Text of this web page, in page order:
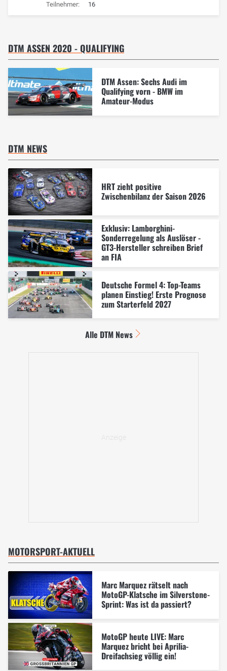
Teilnehmer: 16
DTM ASSEN 2020 - QUALIFYING
DTM Assen: Sechs Audi im
Qualifying vorn - BMW im
Amateur-Modus
DTM NEWS
HRT zieht positive
Zwischenbilanz der Saison 2026
Exklusiv: Lamborghini-
Sonderregelung als Auslöser -
GT3-Hersteller schreiben Brief
an FIA
Deutsche Formel 4: Top-Teams
planen Einstieg! Erste Prognose
zum Starterfeld 2027
Alle DTM News
MOTORSPORT-AKTUELL
Marc Marquez rätselt nach
MotoGP-Klatsche im Silverstone-
Sprint: Was ist da passiert?
MotoGP heute LIVE: Marc
Marquez bricht bei Aprilia-
Dreifachsieg völlig ein!